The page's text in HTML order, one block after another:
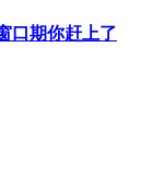
口期你赶上了